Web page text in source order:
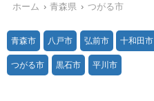
ホーム 青森県 つがる市
青森市 八戸市 弘前市 十和田市
つがる市 黒石市 平川市